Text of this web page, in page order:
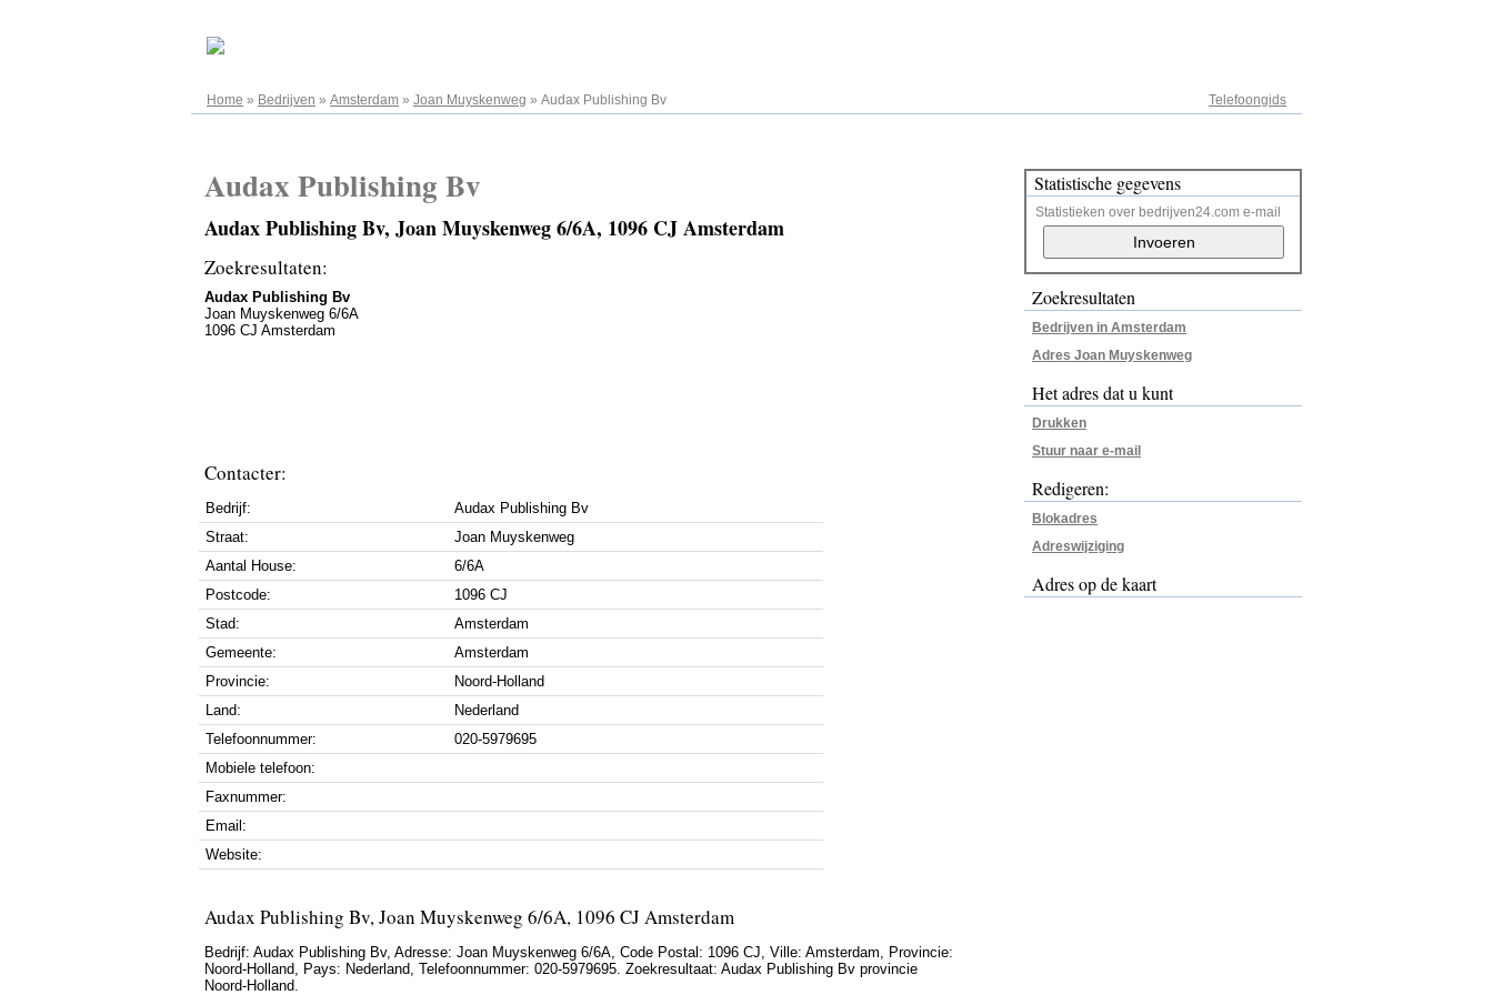
Telefoongids
Home » Bedrijven » Amsterdam » Joan Muyskenweg » Audax Publishing Bv
Audax Publishing Bv
Audax Publishing Bv, Joan Muyskenweg 6/6A, 1096 CJ Amsterdam
Zoekresultaten:
Audax Publishing Bv
Joan Muyskenweg 6/6A
1096 CJ Amsterdam
Contacter:
Bedrijf:
Audax Publishing Bv
Straat:
Joan Muyskenweg
Aantal House:
6/6A
Postcode:
1096 CJ
Stad:
Amsterdam
Gemeente:
Amsterdam
Provincie:
Noord-Holland
Land:
Nederland
Telefoonnummer:
020-5979695
Mobiele telefoon:
Faxnummer:
Email:
Website:
Audax Publishing Bv, Joan Muyskenweg 6/6A, 1096 CJ Amsterdam
Bedrijf: Audax Publishing Bv, Adresse: Joan Muyskenweg 6/6A, Code Postal: 1096 CJ, Ville: Amsterdam, Provincie:
Noord-Holland, Pays: Nederland, Telefoonnummer: 020-5979695. Zoekresultaat: Audax Publishing Bv provincie
Noord-Holland.
Statistische gegevens
Statistieken over bedrijven24.com e-mail
Zoekresultaten
Bedrijven in Amsterdam
Adres Joan Muyskenweg
Het adres dat u kunt
Drukken
Stuur naar e-mail
Redigeren:
Blokadres
Adreswijziging
Adres op de kaart